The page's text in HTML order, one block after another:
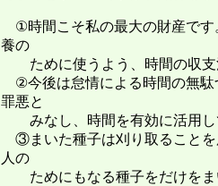
①時間こそ私の最大の財産です
養の
ために使うよう、時間の収支
②今後は怠情による時間の無駄
罪悪と
みなし、時間を有効に活用し
③まいた種子は刈り取ることを
人の
ためにもなる種子をだけをま